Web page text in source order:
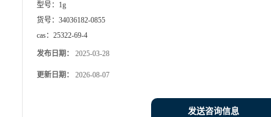
型号： 1g
货号： 34036182-0855
cas： 25322-69-4
发布日期： 2025-03-28
更新日期： 2026-08-07
发送咨询信息